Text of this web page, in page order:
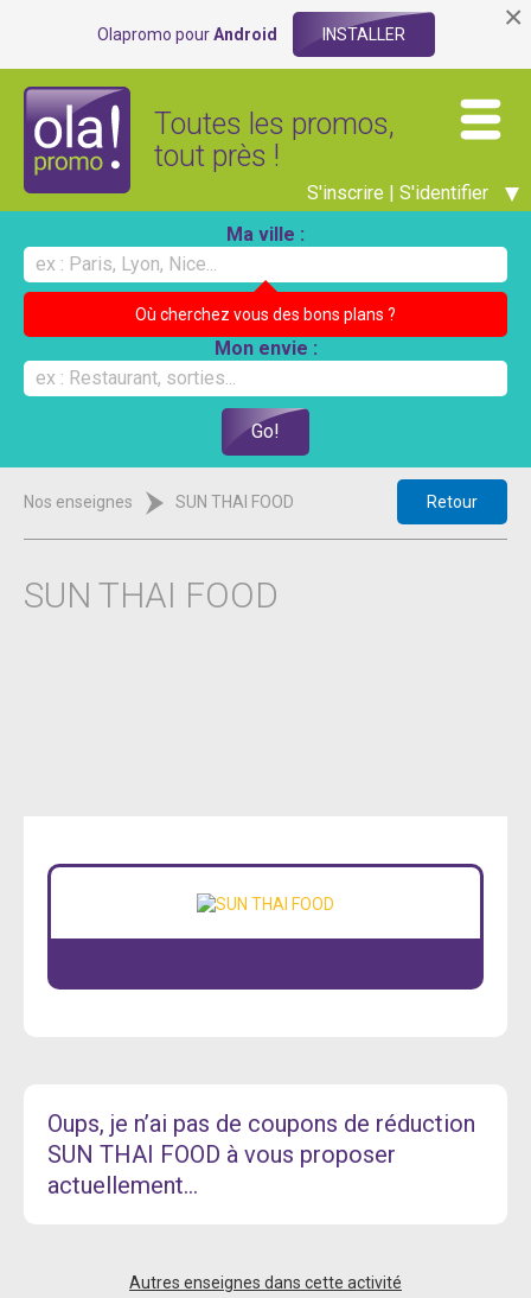
Olapromo pourAndroid INSTALLER ×
Toutes les promos,
tout près !
S'inscrire | S'identifier
Ma ville :
Où cherchez vous des bons plans ?
Mon envie :
Retour
Nos enseignes SUN THAI FOOD
SUN THAI FOOD
Oups, je n’ai pas de coupons de réduction
SUN THAI FOOD à vous proposer
actuellement...
Autres enseignes dans cette activité